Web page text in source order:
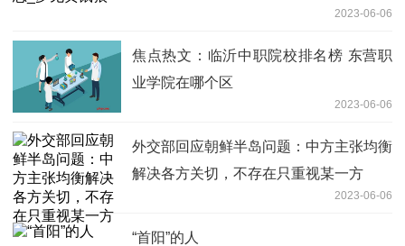
2023-06-06
焦点热文：临沂中职院校排名榜 东营职
业学院在哪个区
2023-06-06
外交部回应朝鲜半岛问题：中方主张均衡
解决各方关切，不存在只重视某一方
2023-06-06
“首阳”的人